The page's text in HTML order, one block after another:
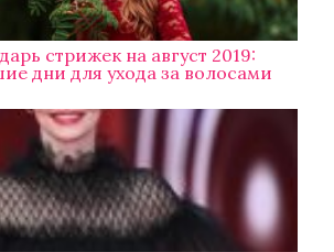
стрижек на август 2019:
дни для ухода за волосами